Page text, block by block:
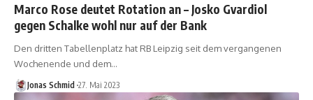
Marco Rose deutet Rotation an – Josko Gvardiol
gegen Schalke wohl nur auf der Bank
Den dritten Tabellenplatz hat RB Leipzig seit dem vergangenen
Wochenende und dem…
Jonas Schmid 27. Mai 2023